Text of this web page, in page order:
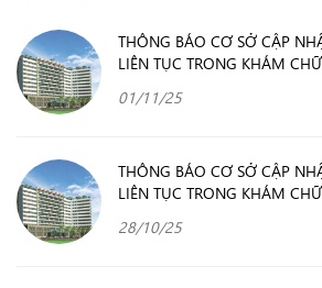
THÔNG BÁO CƠ SỞ CẬP
LIÊN TỤC TRONG KHÁM
01/11/25
THÔNG BÁO CƠ SỞ CẬP
LIÊN TỤC TRONG KHÁM
28/10/25